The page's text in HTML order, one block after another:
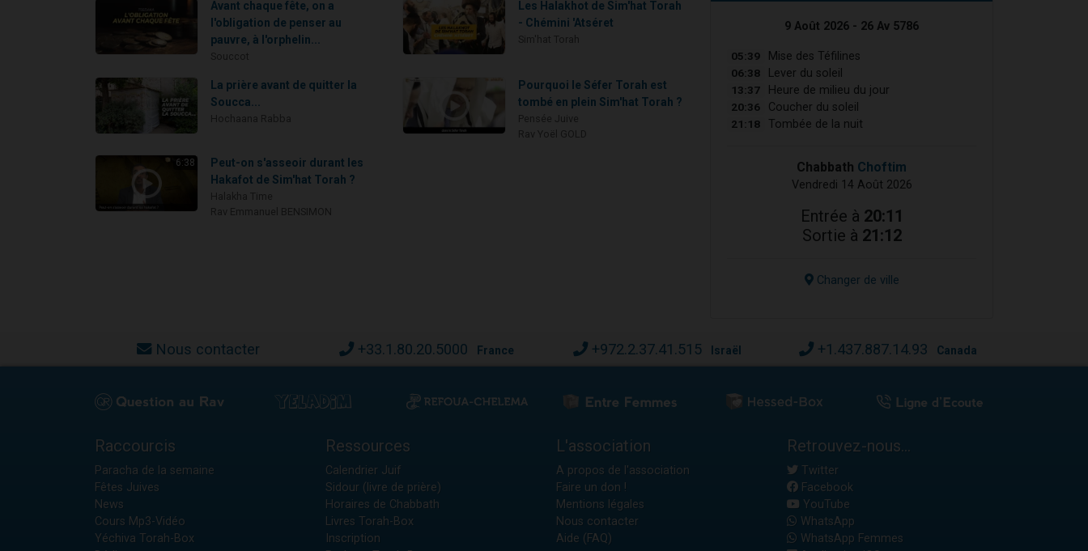
Avant chaque fête, on a
l'obligation de penser au
pauvre, à l'orphelin...
Les Halakhot de Sim'hat Torah
- Chémini 'Atséret
La prière avant de quitter la
Soucca...
Pourquoi le Séfer Torah est
tombé en plein Sim'hat Torah ?
6:38
Peut-on s'asseoir durant les
Hakafot de Sim'hat Torah ?
9 Août 2026 - 26 Av 5786
05:39 Mise des Téfilines
06:38 Lever du soleil
13:37 Heure de milieu du jour
20:36 Coucher du soleil
21:18 Tombée de la nuit
Chabbath Choftim
Vendredi 14 Août 2026
Entrée à 20:11
Sortie à 21:12
Changer de ville
Nous contacter +33.1.80.20.5000 France +972.2.37.41.515 Israël +1.437.887.14.93 Canada
Raccourcis
Paracha de la semaine
Fêtes Juives
News
Cours Mp3-Vidéo
Yéchiva Torah-Box
Ressources
Calendrier Juif
Sidour (livre de prière)
Horaires de Chabbath
Livres Torah-Box
Inscription
L'association
A propos de l'association
Faire un don !
Mentions légales
Nous contacter
Aide (FAQ)
Retrouvez-nous...
Twitter
Facebook
YouTube
WhatsApp
WhatsApp Femmes